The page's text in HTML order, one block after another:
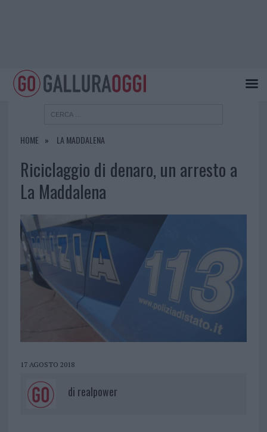
HOME LA MADDALENA
Riciclaggio di denaro, un arresto a
La Maddalena
17 AGOSTO 2018
di realpower